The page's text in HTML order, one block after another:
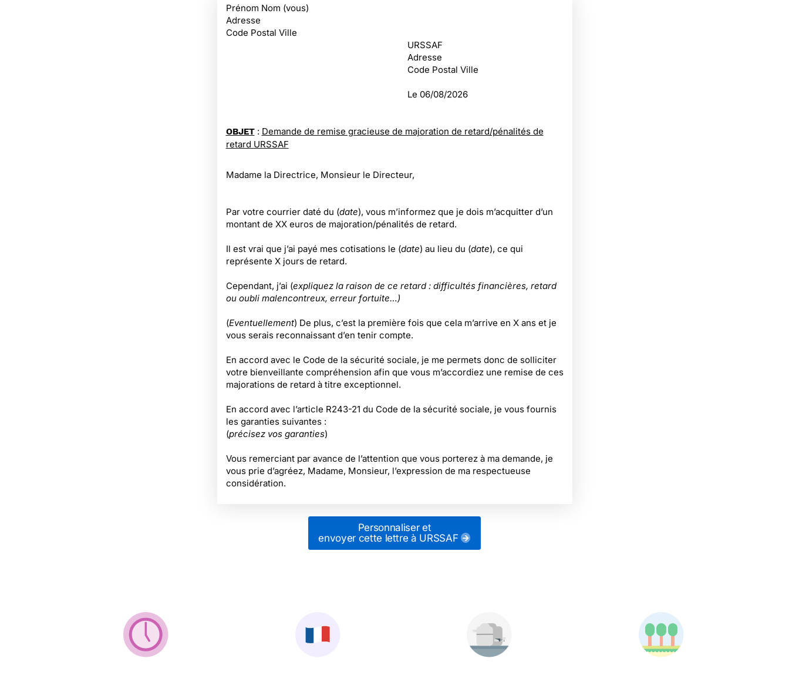
Prénom Nom (vous)
Adresse
Code Postal Ville
URSSAF
Adresse
Code Postal Ville
Le 06/08/2026
OBJET : Demande de remise gracieuse de majoration de retard/pénalités de
retard URSSAF
Madame la Directrice, Monsieur le Directeur,
Par votre courrier daté du (date), vous m’informez que je dois m’acquitter d’un
montant de XX euros de majoration/pénalités de retard.
Il est vrai que j’ai payé mes cotisations le (date) au lieu du (date), ce qui
représente X jours de retard.
Cependant, j’ai (expliquez la raison de ce retard : difficultés financières, retard
ou oubli malencontreux, erreur fortuite…)
(Eventuellement) De plus, c’est la première fois que cela m’arrive en X ans et je
vous serais reconnaissant d’en tenir compte.
En accord avec le Code de la sécurité sociale, je me permets donc de solliciter
votre bienveillante compréhension afin que vous m’accordiez une remise de ces
majorations de retard à titre exceptionnel.
En accord avec l’article R243-21 du Code de la sécurité sociale, je vous fournis
les garanties suivantes :
(précisez vos garanties)
Vous remerciant par avance de l’attention que vous porterez à ma demande, je
vous prie d’agréez, Madame, Monsieur, l’expression de ma respectueuse
considération.
Personnaliser et
envoyer cette lettre à URSSAF